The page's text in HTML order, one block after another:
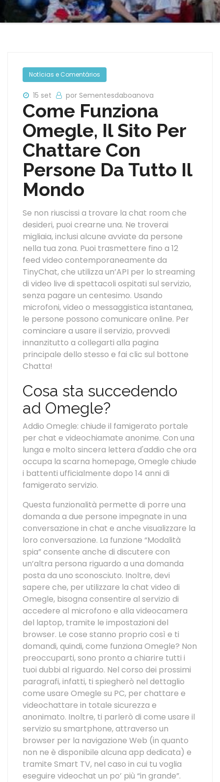
Notícias e Comentários
15 set por Sementesdaboanova
Come Funziona
Omegle, Il Sito Per
Chattare Con
Persone Da Tutto Il
Mondo
Se non riuscissi a trovare la chat room che
desideri, puoi crearne una. Ne troverai
migliaia, inclusi alcune avviate da persone
nella tua zona. Puoi trasmettere fino a 12
feed video contemporaneamente da
TinyChat, che utilizza un’API per lo streaming
di video live di spettacoli ospitati sul servizio,
senza pagare un centesimo. Usando
microfoni, video o messaggistica istantanea,
le persone possono comunicare online. Per
cominciare a usare il servizio, provvedi
innanzitutto a collegarti alla pagina
principale dello stesso e fai clic sul bottone
Chatta!
Cosa sta succedendo
ad Omegle?
Addio Omegle: chiude il famigerato portale
per chat e videochiamate anonime. Con una
lunga e molto sincera lettera d'addio che ora
occupa la scarna homepage, Omegle chiude
i battenti ufficialmente dopo 14 anni di
famigerato servizio.
Questa funzionalità permette di porre una
domanda a due persone impegnate in una
conversazione in chat e anche visualizzare la
loro conversazione. La funzione “Modalità
spia” consente anche di discutere con
un’altra persona riguardo a una domanda
posta da uno sconosciuto. Inoltre, devi
sapere che, per utilizzare la chat video di
Omegle, bisogna consentire al servizio di
accedere al microfono e alla videocamera
del laptop, tramite le impostazioni del
browser. Le cose stanno proprio così e ti
domandi, quindi, come funziona Omegle? Non
preoccuparti, sono pronto a chiarire tutti i
tuoi dubbi al riguardo. Nel corso dei prossimi
paragrafi, infatti, ti spiegherò nel dettaglio
come usare Omegle su PC, per chattare e
videochattare in totale sicurezza e
anonimato. Inoltre, ti parlerò di come usare il
servizio su smartphone, attraverso un
browser per la navigazione Web (in quanto
non ne è disponibile alcuna app dedicata) e
tramite Smart TV, nel caso in cui tu voglia
eseguire videochat un po’ più “in grande”.